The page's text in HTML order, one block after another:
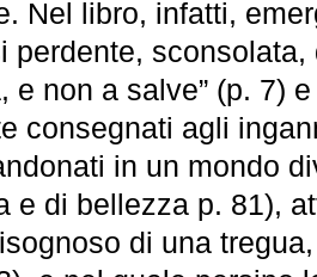
Nel libro, infatti,
perdente,
e non a salve” (p. 7)
consegnati agli
in un mondo
e di bellezza p. 81),
di una